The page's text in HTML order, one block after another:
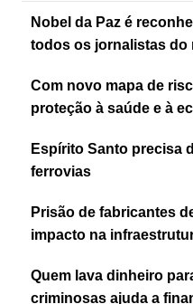
Nobel da Paz é
todos os jornalistas do
Com novo mapa de
proteção à saúde e à
Espírito Santo precisa
ferrovias
Prisão de fabricantes
impacto na
Quem lava dinheiro
criminosas ajuda a